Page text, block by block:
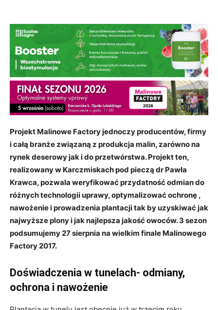
Projekt Malinowe Factory jednoczy producentów, firmy
i całą branże związaną z produkcja malin, zarówno na
rynek deserowy jak i do przetwórstwa. Projekt ten,
realizowany w Karczmiskach pod pieczą dr Pawła
Krawca, pozwala weryfikować przydatność odmian do
różnych technologii uprawy, optymalizować ochronę ,
nawożenie i prowadzenia plantacji tak by uzyskiwać jak
najwyższe plony i jak najlepsza jakość owoców. 3 sezon
podsumujemy 27 sierpnia na wielkim finale Malinowego
Factory 2017.
Doświadczenia w tunelach- odmiany,
ochrona i nawożenie